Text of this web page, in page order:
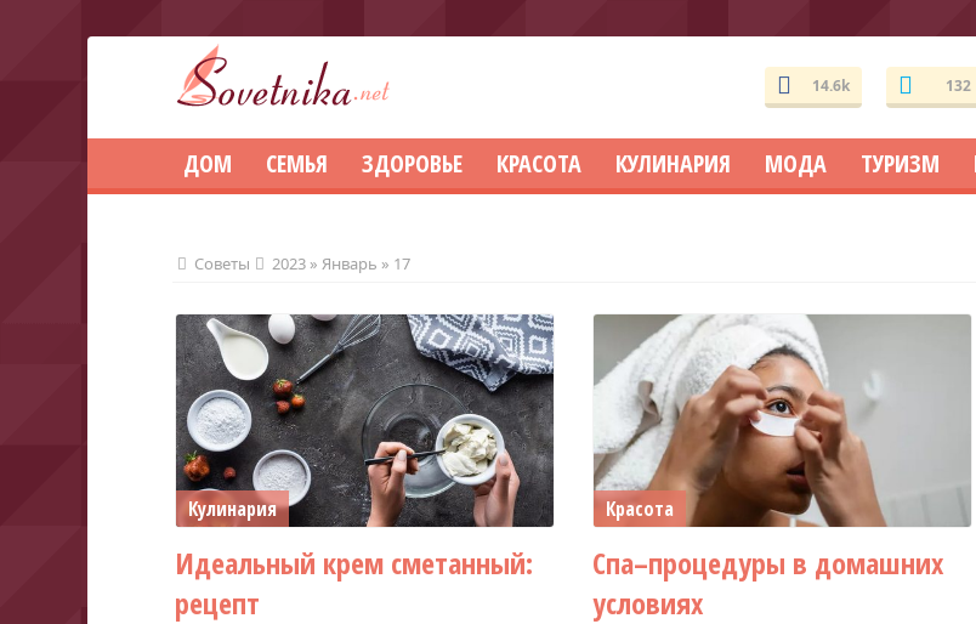
14.6k 132
ДОМ СЕМЬЯ ЗДОРОВЬЕ КРАСОТА КУЛИНАРИЯ МОДА ТУРИЗМ
Советы 2023 » Январь » 17
Кулинария
Идеальный крем сметанный:
рецепт
Красота
Спа–процедуры в домашних
условиях